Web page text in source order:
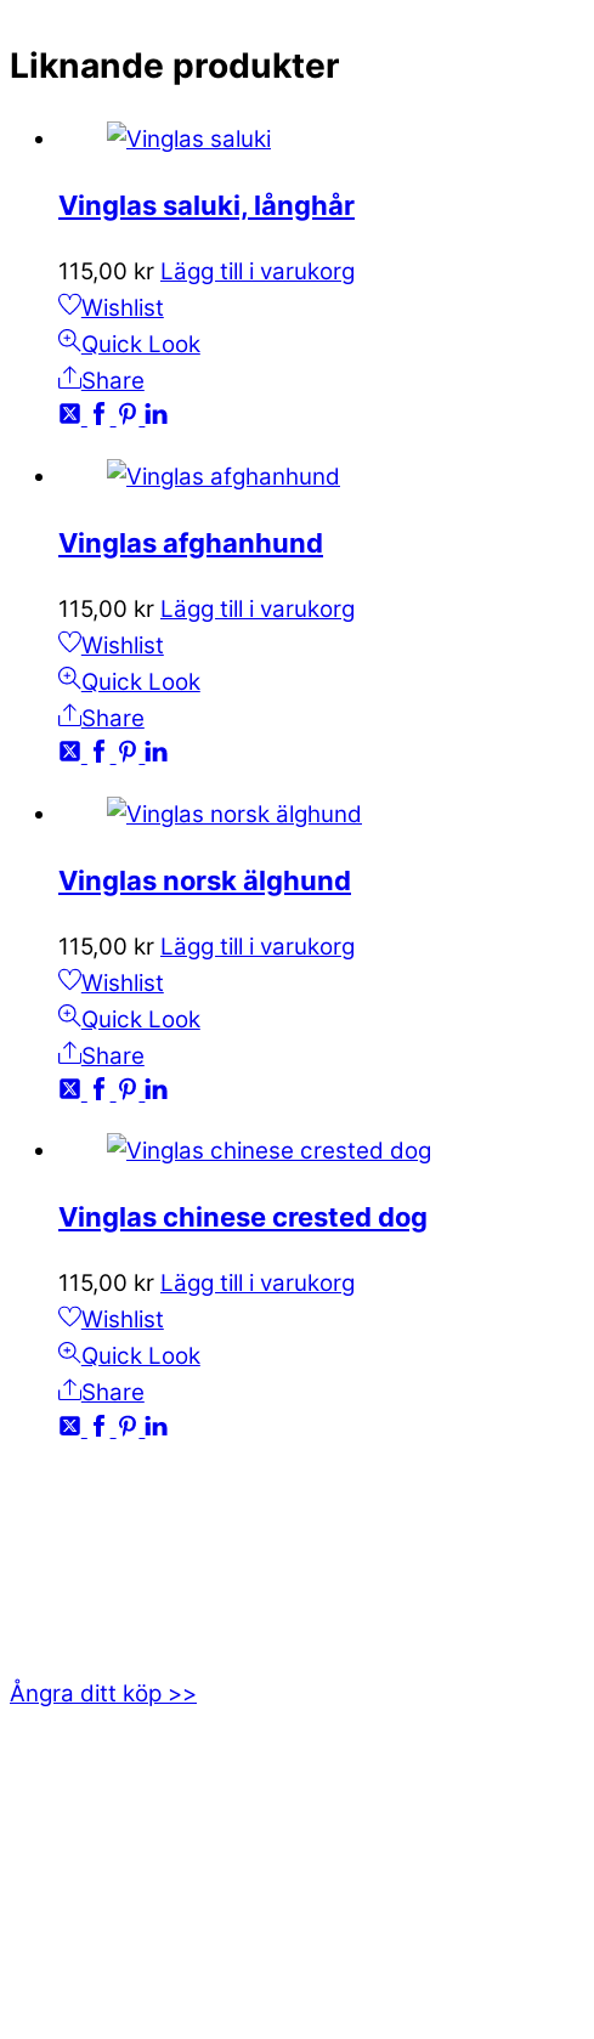
Liknande produkter
Vinglas saluki, långhår
115,00 kr Lägg till i varukorg
Wishlist
Quick Look
Share
Vinglas afghanhund
115,00 kr Lägg till i varukorg
Wishlist
Quick Look
Share
Vinglas norsk älghund
115,00 kr Lägg till i varukorg
Wishlist
Quick Look
Share
Vinglas chinese crested dog
115,00 kr Lägg till i varukorg
Wishlist
Quick Look
Share
Ångra ditt köp >>